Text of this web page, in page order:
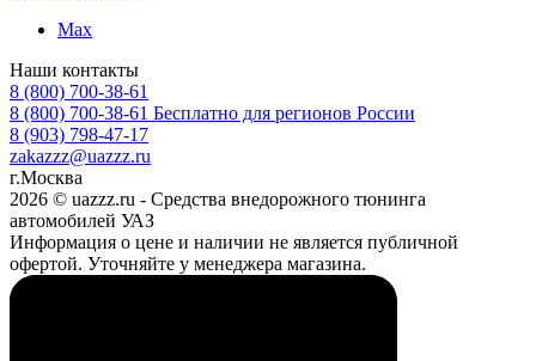
Max
Наши контакты
8 (800) 700-38-61
8 (800) 700-38-61 Бесплатно для регионов России
8 (903) 798-47-17
zakazzz@uazzz.ru
г.Москва
2026 © uazzz.ru - Средства внедорожного тюнинга
автомобилей УАЗ
Информация о цене и наличии не является публичной
офертой. Уточняйте у менеджера магазина.